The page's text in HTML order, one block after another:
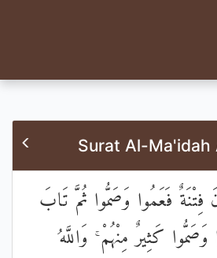
Surat Al-Ma'idah
فَعَمُوا وَصَمُّوا ثُمَّ تَابَ
وَصَمُّوا كَثِيرٌ مِنْهُمْ ۚ وَاللَّهُ